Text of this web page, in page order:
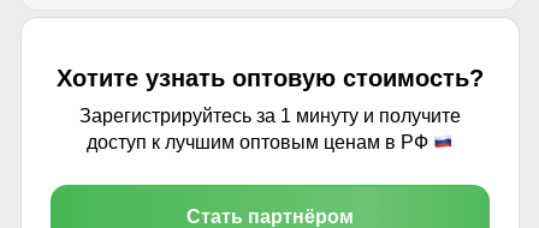
Хотите узнать оптовую стоимость?
Зарегистрируйтесь за 1 минуту и получите
доступ к лучшим оптовым ценам в РФ
Стать партнёром